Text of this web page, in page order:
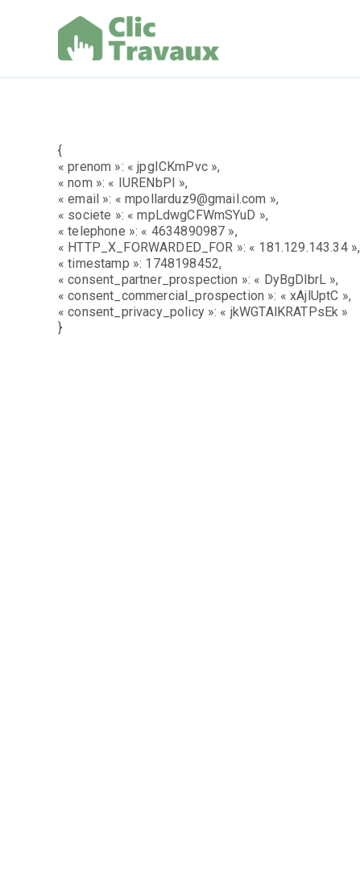
{
« prenom »: « jpgICKmPvc »,
« nom »: « IURENbPI »,
« email »: « mpollarduz9@gmail.com »,
« societe »: « mpLdwgCFWmSYuD »,
« telephone »: « 4634890987 »,
« HTTP_X_FORWARDED_FOR »: « 181.129.143.34 »,
« timestamp »: 1748198452,
« consent_partner_prospection »: « DyBgDlbrL »,
« consent_commercial_prospection »: « xAjlUptC »,
« consent_privacy_policy »: « jkWGTAlKRATPsEk »
}